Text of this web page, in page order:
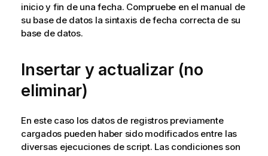
inicio y fin de una fecha. Compruebe en el manual de
su base de datos la sintaxis de fecha correcta de su
base de datos.
Insertar y actualizar (no
eliminar)
En este caso los datos de registros previamente
cargados pueden haber sido modificados entre las
diversas ejecuciones de script. Las condiciones son